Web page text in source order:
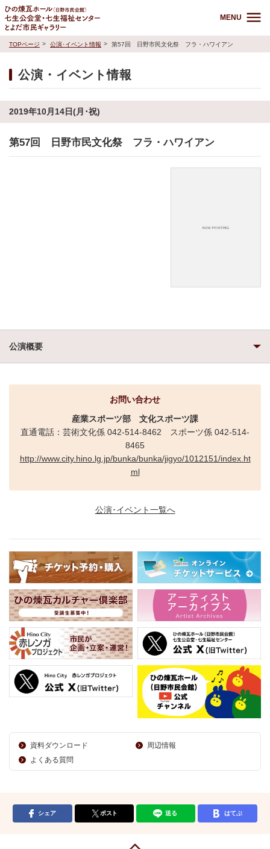
MENU
TOPページ 公演･イベント情報 第57回 日野市民文化祭 フラ・ハワイアン
公演・イベント情報
2019年10月14日(月･祝)
第57回 日野市民文化祭 フラ・ハワイアン
公演概要
お問い合わせ
産業スポーツ部 文化スポーツ課
直通電話：芸術文化係 042-514-8462 スポーツ係 042-514-
8465
http://www.city.hino.lg.jp/bunka/bunka/jigyo/1012151/index.ht
ml
公演･イベント一覧へ
資料ダウンロード
周辺情報
よくある質問
シェア ポスト 送る はてぶ